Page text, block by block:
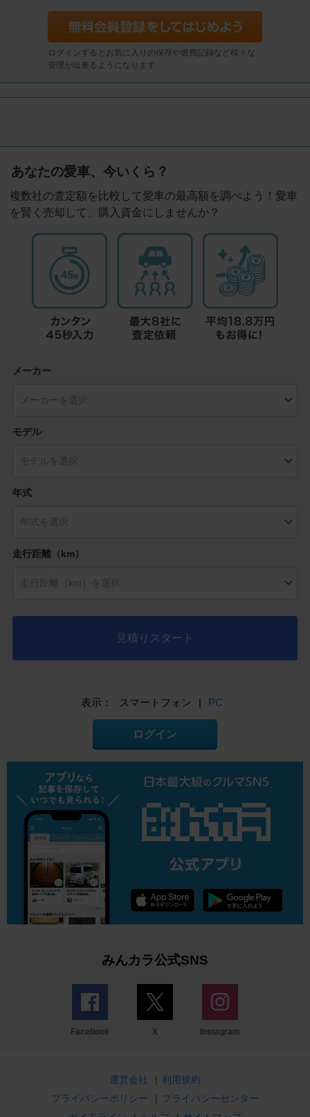
ログインするとお気に入りの保存や燃費記録など様々な
管理が出来るようになります
あなたの愛車、今いくら？
複数社の査定額を比較して愛車の最高額を調べよう！愛車
を賢く売却して、購入資金にしませんか？
メーカー
モデル
年式
走行距離（km）
見積りスタート
表示： スマートフォン | PC
ログイン
みんカラ公式SNS
Facebook X Instagram
運営会社 | 利用規約
プライバシーポリシー
| プライバシーセンター